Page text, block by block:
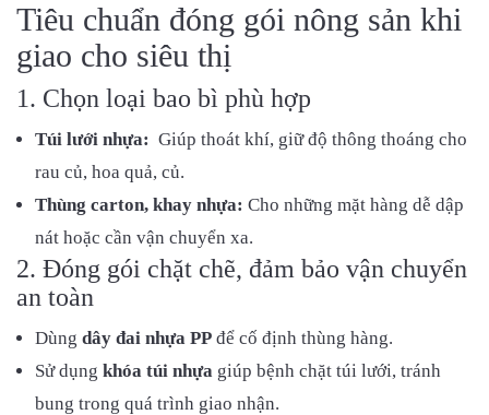
Tiêu chuẩn đóng gói nông sản khi
giao cho siêu thị
1. Chọn loại bao bì phù hợp
Túi lưới nhựa: Giúp thoát khí, giữ độ thông thoáng cho
rau củ, hoa quả, củ.
Thùng carton, khay nhựa: Cho những mặt hàng dễ dập
nát hoặc cần vận chuyển xa.
2. Đóng gói chặt chẽ, đảm bảo vận chuyển
an toàn
Dùng dây đai nhựa PP để cố định thùng hàng.
Sử dụng khóa túi nhựa giúp bệnh chặt túi lưới, tránh
bung trong quá trình giao nhận.